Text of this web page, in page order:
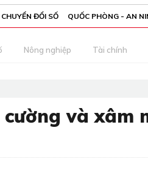
CHUYỂN ĐỔI SỐ QUỐC PHÒNG - AN
Nông nghiệp Tài chính
và xâm